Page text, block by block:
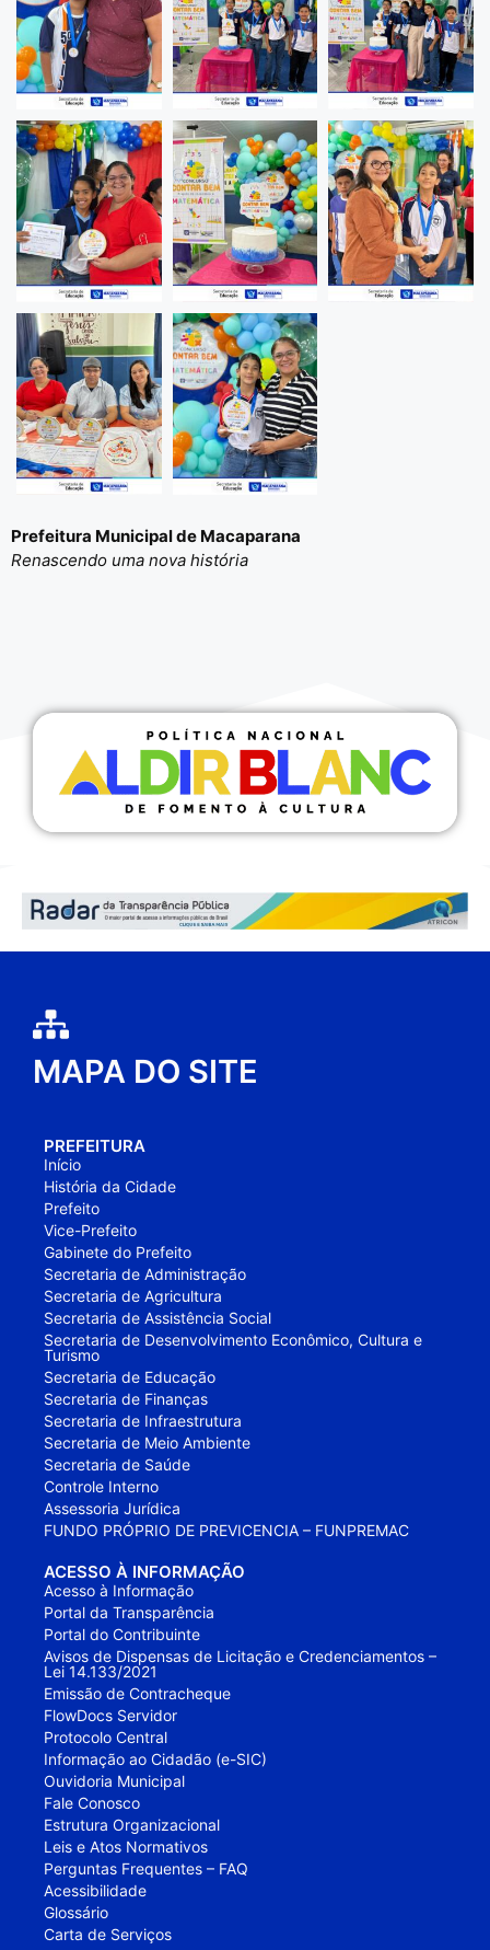
Prefeitura Municipal de Macaparana
Renascendo uma nova história
MAPA DO SITE
PREFEITURA
Início
História da Cidade
Prefeito
Vice-Prefeito
Gabinete do Prefeito
Secretaria de Administração
Secretaria de Agricultura
Secretaria de Assistência Social
Secretaria de Desenvolvimento Econômico, Cultura e
Turismo
Secretaria de Educação
Secretaria de Finanças
Secretaria de Infraestrutura
Secretaria de Meio Ambiente
Secretaria de Saúde
Controle Interno
Assessoria Jurídica
FUNDO PRÓPRIO DE PREVICENCIA – FUNPREMAC
ACESSO À INFORMAÇÃO
Acesso à Informação
Portal da Transparência
Portal do Contribuinte
Avisos de Dispensas de Licitação e Credenciamentos –
Lei 14.133/2021
Emissão de Contracheque
FlowDocs Servidor
Protocolo Central
Informação ao Cidadão (e-SIC)
Ouvidoria Municipal
Fale Conosco
Estrutura Organizacional
Leis e Atos Normativos
Perguntas Frequentes – FAQ
Acessibilidade
Glossário
Carta de Serviços